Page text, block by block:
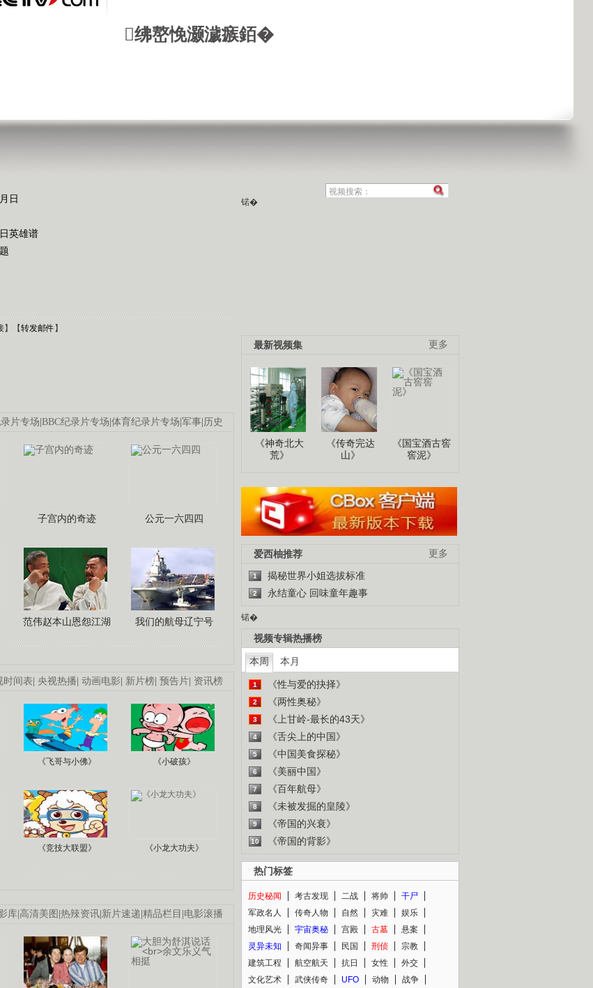
绋嶅悗灏濊瘯銆�
日
英雄谱
】【转发邮件 】
片专场 BBC纪录片专场 体育纪录片专场 军事 历史
子宫内的奇迹 公元一六四四
范伟赵本山恩怨江湖 我们的航母辽宁号
时间表 央视热播 动画电影 新片榜 预告片 资讯榜
《飞哥与小佛》 《小破孩》
《竞技大联盟》 《小龙大功夫》
库 高清美图 热辣资讯 新片速递 精品栏目 电影滚播
锘�
更多
最新视频集
《神奇北大
荒》
《传奇完达
山》
《国宝酒古窖
窖泥》
更多
爱西柚推荐
1 揭秘世界小姐选拔标准
2 永结童心 回味童年趣事
锘�
视频专辑热播榜
本周 本月
1 《性与爱的抉择》
2 《两性奥秘》
3 《上甘岭-最长的43天》
4 《舌尖上的中国》
5 《中国美食探秘》
6 《美丽中国》
7 《百年航母》
8 《未被发掘的皇陵》
9 《帝国的兴衰》
10 《帝国的背影》
热门标签
历史秘闻 考古发现 二战 将帅
干尸
军政名人
传奇人物 自然 灾难
娱乐
地理风光
宇宙奥秘 宫殿 古墓
悬案
灵异未知
奇闻异事 民国 刑侦
宗教
建筑工程
航空航天 抗日 女性
外交
文化艺术
武侠传奇 UFO 动物
战争